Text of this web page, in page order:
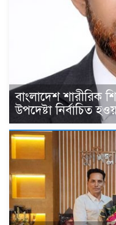
বাংলাদেশ শারীরিক
উপদেষ্টা নির্বাচিত